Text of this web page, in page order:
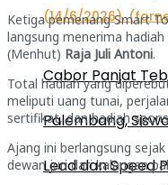
Cabor Panjat
Palembang,
Lead dan Speed
Ketiga pemenang Smart
langsung menerima
(Menhut) Raja Juli Antoni.
Total hadiah yang
meliputi uang tunai,
sertifikat, dan hadiah
Ajang ini berlangsung
dewan juri dari kalangan